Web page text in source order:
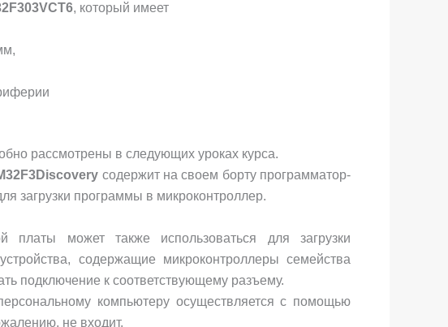
, который имеет
рассмотрены в следующих уроках курса.
содержит на своем борту программатор-
загрузки программы в микроконтроллер.
платы может также использоваться для загрузки
содержащие микроконтроллеры семейства
подключение к соответствующему разъему.
компьютеру осуществляется с помощью
не входит.